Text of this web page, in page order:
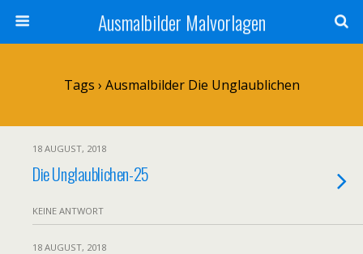
Ausmalbilder Malvorlagen
Tags › Ausmalbilder Die Unglaublichen
18 AUGUST, 2018
Die Unglaublichen-25
KEINE ANTWORT
18 AUGUST, 2018